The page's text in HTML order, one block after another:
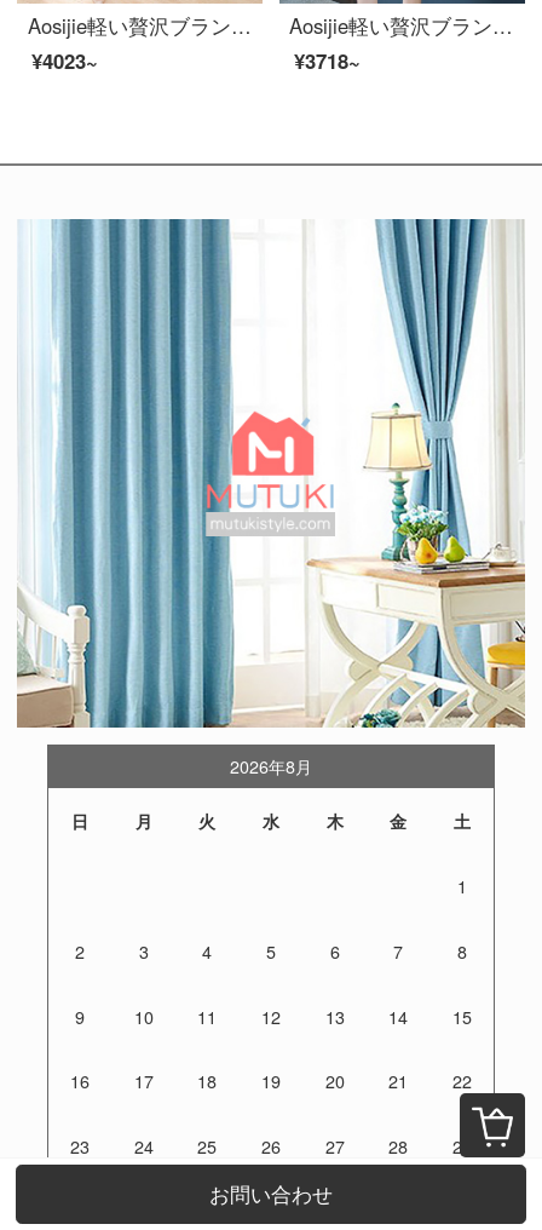
Aosijie軽い贅沢ブランドの婦人服Vネック気質レースの半袖ワンピース2020夏服の新商品はウエストが細くなります。フランスの減齢期の中で長いA字のスカートの色は白いです。
¥4023~
Aosijie軽い贅沢ブランドの婦人服のウールの長袖ニットワンピース女性秋冬2020新型のベルトはウエストが見える痩せたセーターの一歩のスカートの雰囲気を収めます。
¥3718~
お問い合わせ
2026年8月
日 月 火 水 木 金 土
1
2 3 4 5 6 7 8
9 10 11 12 13 14 15
16 17 18 19 20 21 22
23 24 25 26 27 28 29